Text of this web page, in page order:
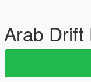
Arab Drift